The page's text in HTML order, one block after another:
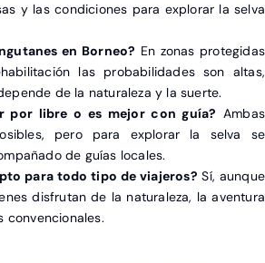
y las condiciones para explorar la selva
en Borneo? En zonas protegidas
las probabilidades son altas,
de la naturaleza y la suerte.
por libre o es mejor con guía? Ambas
pero para explorar la selva se
de guías locales.
para todo tipo de viajeros? Sí, aunque
disfrutan de la naturaleza, la aventura
convencionales.